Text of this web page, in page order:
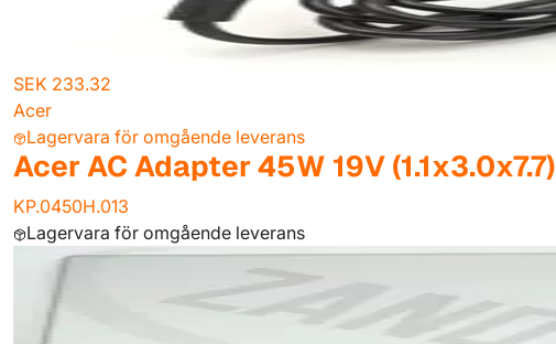
SEK 233.32
Acer
Lagervara för omgående leverans
Acer AC Adapter 45W 19V (1.1x3.0x7.7)
KP.0450H.013
Lagervara för omgående leverans